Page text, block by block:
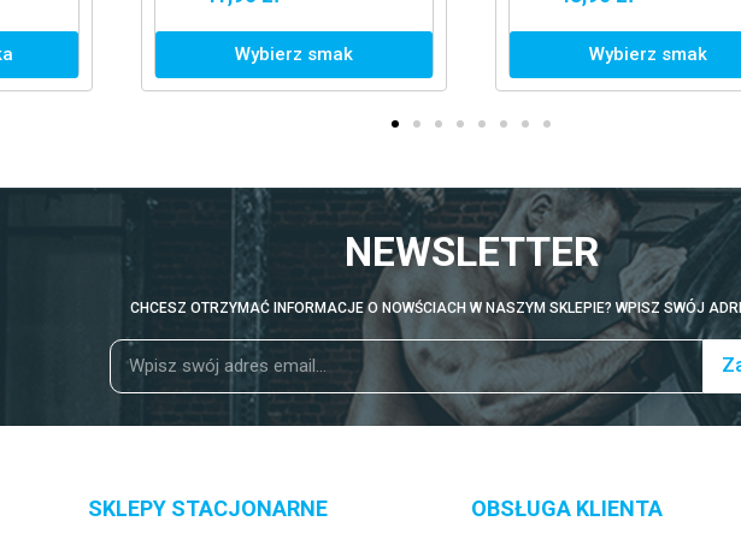
GREY
Wybierz smak Dodaj do koszyka
NEWSLETTER
CHCESZ OTRZYMAĆ INFORMACJE O NOWŚCIACH W NASZYM SKLEPIE? WPISZ SWÓJ
SKLEPY STACJONARNE OBSŁUGA KLIENTA